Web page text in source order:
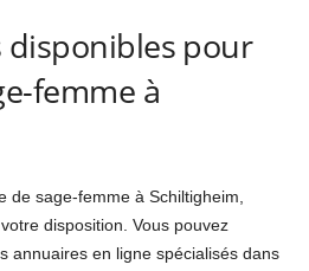
disponibles pour
femme à
de sage-femme à Schiltigheim,
disposition. Vous pouvez
annuaires en ligne spécialisés dans